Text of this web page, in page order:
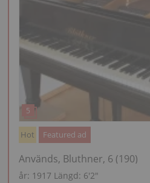
Hot Featured ad
Används, Bluthner, 6 (190)
år: 1917 Längd: 6′2″